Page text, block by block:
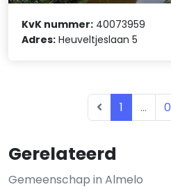
Gerelateerd
Gemeenschap in Almelo
KvK nummer: 40073959
Adres: Heuveltjeslaan 5
1 ... 0